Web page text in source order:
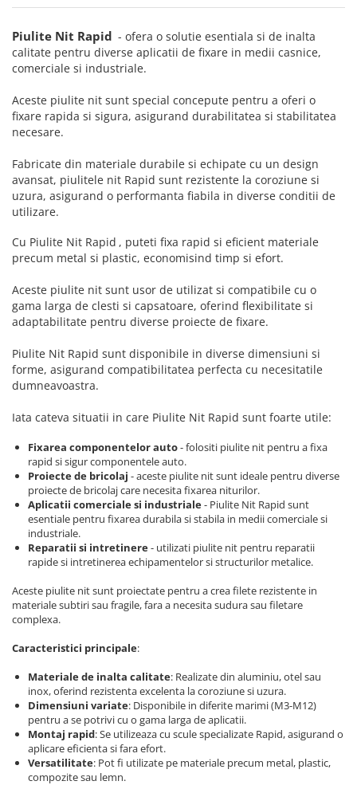
Etichete cabluri Aimo Phomemo
Etichete haine Aimo Phomemo
Etichete Aimo Phomemo M110 |
M200 | M220
Etichete Aimo rotunde
Etichete bijuterii Aimo Phomemo
Dymo
Batoane silicon pentru decoratiuni
Batoane silicon cu sclipici
Batoane silicon Rapid Fun to Fix
Batoane silicon PVC/ Cabluri
Batoane silicon piele intoarsa
Duze pentru pistoale de lipit
Clesti pentru nituri si popnituri
Nituri etansare Rapid
Nituri High performance Rapid
Piulite nit Rapid
Capsatoare pneumatice
Pistoale pneumatice batut cuie in
banda
Pistoale pneumatice duale batut
Preducele si Clesti pentru ocheti
finisare bannere
Capse, Pini si Cuie
Capse Rapid
Cuie Rapid
Ciocane de capsat pentru fixat
folie anticondens
Truse de chei WERA
Truse de scule combinate pentru
electrieni
Extractor conectori Engineer
Instrumente recuperatoare
magnetice
Scule
Scule de mana electricieni
Scule multifunctionale si accesorii
Scule pentru aviatie
Scule pentru constructii navale si
intretinere nave
Scule pentru instalari panouri
Scule pentru reparatii biciclete |
motociclete
Scule unelte lucru la inaltime
Surubelnite pentru Mecanici
Surubelnite testare tensiune
(Engineer)
Surubelnite VDE KNIPEX
Surubelnite Inox
Surubelnite Electricieni
Biti Surubelnita
Extractoare suruburi uzate si
Reinnsteig
Piulite Nit Rapid - ofera o solutie esentiala si de inalta
calitate pentru diverse aplicatii de fixare in medii casnice,
comerciale si industriale.
Aceste piulite nit sunt special concepute pentru a oferi o
fixare rapida si sigura, asigurand durabilitatea si stabilitatea
necesare.
Fabricate din materiale durabile si echipate cu un design
avansat, piulitele nit Rapid sunt rezistente la coroziune si
uzura, asigurand o performanta fiabila in diverse conditii de
utilizare.
Cu Piulite Nit Rapid , puteti fixa rapid si eficient materiale
precum metal si plastic, economisind timp si efort.
Aceste piulite nit sunt usor de utilizat si compatibile cu o
gama larga de clesti si capsatoare, oferind flexibilitate si
adaptabilitate pentru diverse proiecte de fixare.
Piulite Nit Rapid sunt disponibile in diverse dimensiuni si
forme, asigurand compatibilitatea perfecta cu necesitatile
dumneavoastra.
Iata cateva situatii in care Piulite Nit Rapid sunt foarte utile:
Fixarea componentelor auto- folositi piulite nit pentru a fixa
rapid si sigur componentele auto.
Proiecte de bricolaj - aceste piulite nit sunt ideale pentru diverse
proiecte de bricolaj care necesita fixarea niturilor.
Aplicatii comerciale si industriale- Piulite Nit Rapid sunt
esentiale pentru fixarea durabila si stabila in medii comerciale si
industriale.
Reparatii si intretinere- utilizati piulite nit pentru reparatii
rapide si intretinerea echipamentelor si structurilor metalice.
Aceste piulite nit sunt proiectate pentru a crea filete rezistente in
materiale subtiri sau fragile, fara a necesita sudura sau filetare
complexa.
Caracteristici principale:
Materiale de inalta calitate: Realizate din aluminiu, otel sau
inox, oferind rezistenta excelenta la coroziune si uzura.
Dimensiuni variate: Disponibile in diferite marimi (M3-M12)
pentru a se potrivi cu o gama larga de aplicatii.
Montaj rapid: Se utilizeaza cu scule specializate Rapid, asigurand o
aplicare eficienta si fara efort.
Versatilitate: Pot fi utilizate pe materiale precum metal, plastic,
compozite sau lemn.